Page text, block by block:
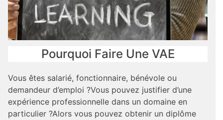
Pourquoi Faire Une VAE
Vous êtes salarié, fonctionnaire, bénévole ou
demandeur d’emploi ?Vous pouvez justifier d’une
expérience professionnelle dans un domaine en
particulier ?Alors vous pouvez obtenir un diplôme